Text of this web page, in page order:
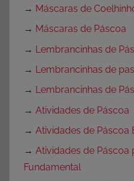
→ Máscaras de
→ Máscaras de Páscoa
→ Lembrancinhas de
→ Lembrancinhas de
→ Lembrancinhas de
→ Atividades de Páscoa
→ Atividades de Páscoa
→ Atividades de Páscoa
Fundamental